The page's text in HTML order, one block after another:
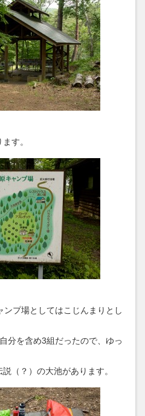
す。
プ場としてはこじんまりとし
分を含め3組だったので、ゆっ
（？）の大池があります。